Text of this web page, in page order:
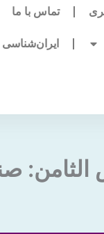
تماس با ما
ایران‌شناسی
الثامن: